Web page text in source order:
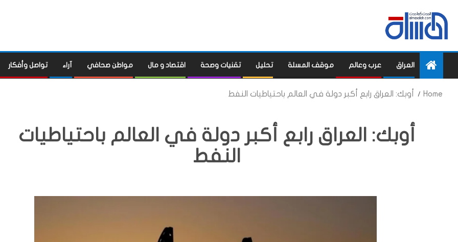
العراق عرب وعالم موقف المسلة تحليل تقنيات وصحة اقتصاد و مال مواطن صحافي آراء تواصل وأفكار
Home أوبك: العراق رابع أكبر دولة في العالم باحتياطيات النفط
أوبك: العراق رابع أكبر دولة في العالم باحتياطيات
النفط